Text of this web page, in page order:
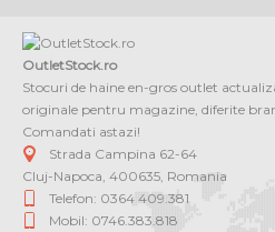
OutletStock.ro
Stocuri de haine en-gros outlet
originale pentru magazine, diferite
Comandati astazi!
Strada Campina 62-64
Cluj-Napoca 400635 Romania
Telefon: 0364 409.381
Mobil: 0746.383.818